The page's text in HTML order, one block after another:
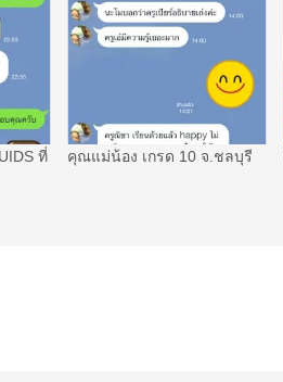
ที่
คุณแม่น้อง เกรด 10 จ.ชลบุรี